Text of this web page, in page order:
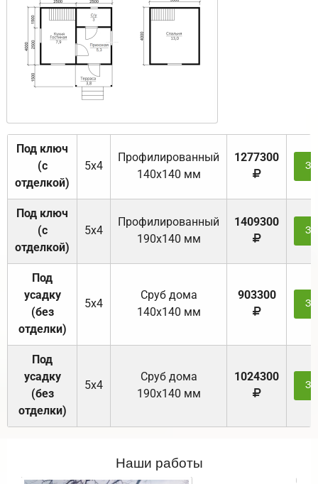
Под ключ
(с
отделкой)
5х4
Профилированный
140х140 мм
1277300
Под ключ
(с
отделкой)
5х4
Профилированный
190х140 мм
1409300
Под
усадку
(без
отделки)
5х4
Cруб дома
140х140 мм
903300
Под
усадку
(без
отделки)
5х4
Cруб дома
190х140 мм
1024300
Наши работы